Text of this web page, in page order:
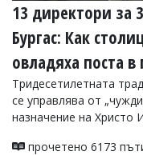
13 директори за
Бургас: Как
овладяха поста
Тридесетилетната
се управлява от
назначение на Христо
прочетено 6173